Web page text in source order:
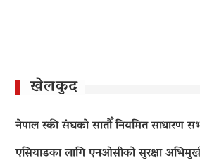
खेलकुद
नेपाल स्की संघको सातौँ नियमित साधारण
एसियाडका लागि एनओसीको सुरक्षा